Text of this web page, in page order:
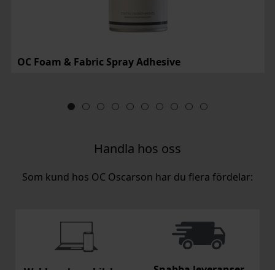
OC Foam & Fabric Spray Adhesive
Handla hos oss
Som kund hos OC Oscarson har du flera fördelar: